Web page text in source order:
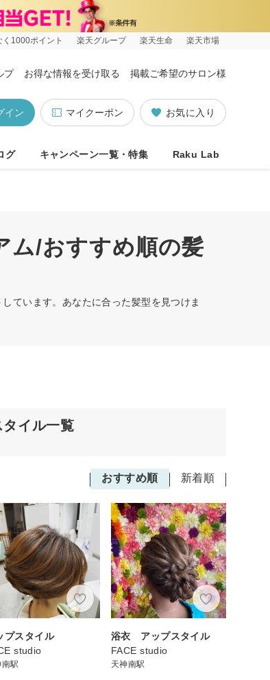
1000ポイント 楽天グループ 楽天生命 楽天市場
プ お得な情報を受け取る 掲載ご希望のサロン様
お気に入り
マイクーポン
イン
グ キャンペーン一覧・特集 Raku Lab
ム/おすすめ順の髪
ています。あなたに合った髪型を見つけま
イル一覧
おすすめ順 新着順
プスタイル
studio
南駅
浴衣 アップスタイル
FACE studio
天神南駅